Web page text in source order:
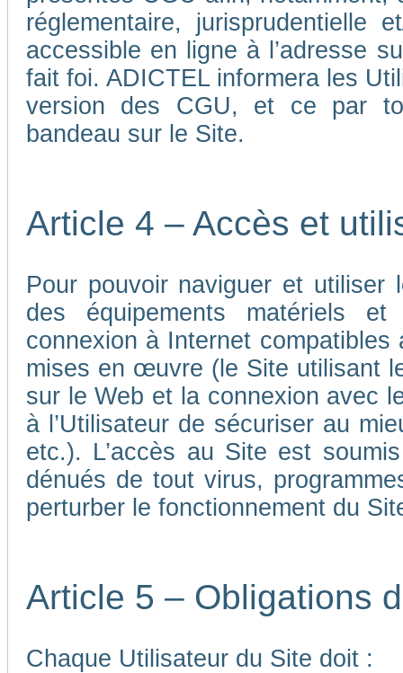
réglementaire, jurisprudentielle
accessible en ligne à l’adresse
fait foi. ADICTEL informera les
version des CGU, et ce par
bandeau sur le Site.
Article 4 – Accès et
Pour pouvoir naviguer et utiliser
des équipements matériels
connexion à Internet
mises en œuvre (le Site utilisant
sur le Web et la connexion avec
à l’Utilisateur de sécuriser au
etc.). L’accès au Site est
dénués de tout virus,
perturber le fonctionnement du
Article 5 – Obligations
Chaque Utilisateur du Site doit :